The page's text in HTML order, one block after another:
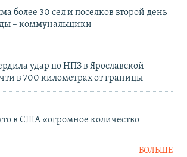
более 30 сел и поселков второй день
– коммунальщики
удар по НПЗ в Ярославской
в 700 километрах от границы
в США «огромное количество
БОЛЬШЕ